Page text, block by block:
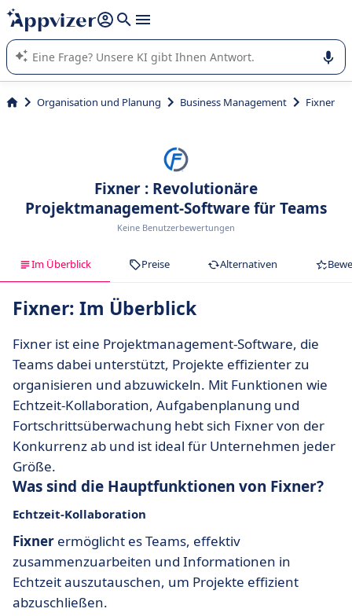
beantworten (mehrere Zeilen mit
Die KI von Appvizer führt Sie bei der Nutzung oder Auswahl
von SaaS-Software in Unternehmen.
Organisation und Planung Business Management Fixner
Fixner : Revolutionäre
Projektmanagement-Software für Teams
Keine Benutzerbewertungen
Im Überblick Preise Alternativen
Fixner: Im Überblick
Fixner ist eine Projektmanagement-Software, die
Teams dabei unterstützt, Projekte effizienter zu
organisieren und abzuwickeln. Mit Funktionen wie
Echtzeit-Kollaboration, Aufgabenplanung und
Fortschrittsüberwachung hebt sich Fixner von der
Konkurrenz ab und ist ideal für Unternehmen jeder
Größe.
Was sind die Hauptfunktionen von Fixner?
Echtzeit-Kollaboration
Fixner ermöglicht es Teams, effektiv
zusammenzuarbeiten und Informationen in
Echtzeit auszutauschen, um Projekte effizient
abzuschließen.